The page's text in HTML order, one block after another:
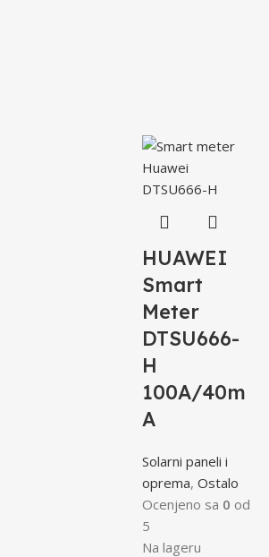
HUAWEI
Smart
Meter
DTSU666-
H
100A/40m
A
Solarni paneli i
oprema, Ostalo
Ocenjeno sa 0 od
5
Na lageru